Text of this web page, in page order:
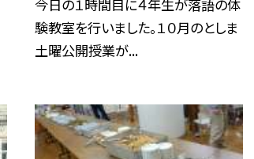
今日の１時間目に４年生が落語の体
験教室を行いました。１０月のとしま
土曜公開授業が...